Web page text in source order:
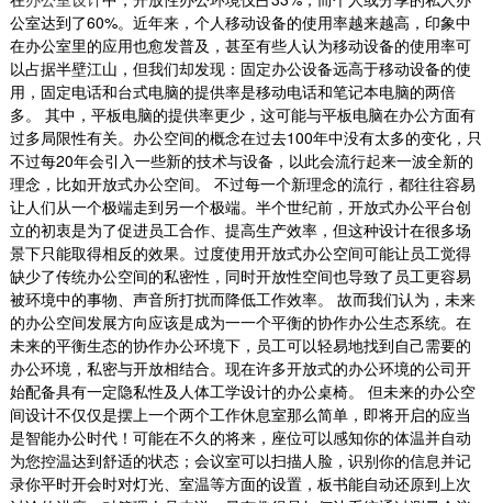
公室达到了60%。近年来，个人移动设备的使用率越来越高，印象中
在办公室里的应用也愈发普及，甚至有些人认为移动设备的使用率可
以占据半壁江山，但我们却发现：固定办公设备远高于移动设备的使
用，固定电话和台式电脑的提供率是移动电话和笔记本电脑的两倍
多。 其中，平板电脑的提供率更少，这可能与平板电脑在办公方面有
过多局限性有关。办公空间的概念在过去100年中没有太多的变化，只
不过每20年会引入一些新的技术与设备，以此会流行起来一波全新的
理念，比如开放式办公空间。 不过每一个新理念的流行，都往往容易
让人们从一个极端走到另一个极端。半个世纪前，开放式办公平台创
立的初衷是为了促进员工合作、提高生产效率，但这种设计在很多场
景下只能取得相反的效果。过度使用开放式办公空间可能让员工觉得
缺少了传统办公空间的私密性，同时开放性空间也导致了员工更容易
被环境中的事物、声音所打扰而降低工作效率。 故而我们认为，未来
的办公空间发展方向应该是成为一一个平衡的协作办公生态系统。在
未来的平衡生态的协作办公环境下，员工可以轻易地找到自己需要的
办公环境，私密与开放相结合。现在许多开放式的办公环境的公司开
始配备具有一定隐私性及人体工学设计的办公桌椅。 但未来的办公空
间设计不仅仅是摆上一个两个工作休息室那么简单，即将开启的应当
是智能办公时代！可能在不久的将来，座位可以感知你的体温并自动
为您控温达到舒适的状态；会议室可以扫描人脸，识别你的信息并记
录你平时开会时对灯光、室温等方面的设置，板书能自动还原到上次
开放式办公室设计案例
开放式办公室装修设计是近年来比较流行的趋
势，摆脱传统封闭式的独立空间，采用通透、宽
敞的办公区域...
2018-09-03
售楼部办公室装修设计
在办公室的室内装饰上，同样从地产公司的职业